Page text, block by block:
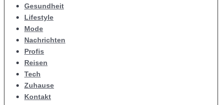
Gesundheit
Lifestyle
Mode
Nachrichten
Profis
Reisen
Tech
Zuhause
Kontakt